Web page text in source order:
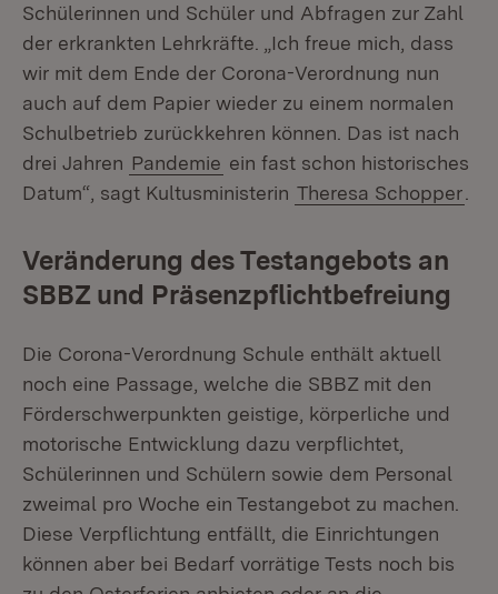
Schülerinnen und Schüler und Abfragen zur Zahl
der erkrankten Lehrkräfte. „Ich freue mich, dass
wir mit dem Ende der Corona-Verordnung nun
auch auf dem Papier wieder zu einem normalen
Schulbetrieb zurückkehren können. Das ist nach
drei Jahren Pandemie ein fast schon historisches
Datum“, sagt Kultusministerin Theresa Schopper
Veränderung des Testangebots an
SBBZ und Präsenzpflichtbefreiung
Die Corona-Verordnung Schule enthält aktuell
noch eine Passage, welche die SBBZ mit den
Förderschwerpunkten geistige, körperliche und
motorische Entwicklung dazu verpflichtet,
Schülerinnen und Schülern sowie dem Personal
zweimal pro Woche ein Testangebot zu machen.
Diese Verpflichtung entfällt, die Einrichtungen
können aber bei Bedarf vorrätige Tests noch bis